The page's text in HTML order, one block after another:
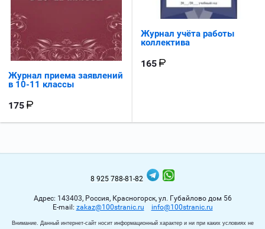
Журнал приема заявлений
в 10-11 классы
175
Журнал учёта работы
коллектива
165
8 925 788-81-82
Адрес: 143403, Россия, Красногорск, ул. Губайлово дом 56
Е-mail: zakaz@100stranic.ru info@100stranic.ru
Внимание. Данный интернет-сайт носит информационный характер и ни при каких условиях не